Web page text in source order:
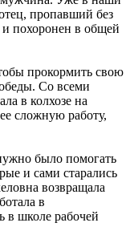
пропавший без
и похоронен в общей
прокормить свою
Со всеми
в колхозе на
сложную работу,
было помогать
и сами старались
возвращала
в
в школе рабочей